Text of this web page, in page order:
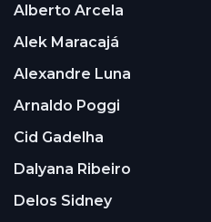
Alberto Arcela
Alek Maracajá
Alexandre Luna
Arnaldo Poggi
Cid Gadelha
Dalyana Ribeiro
Delos Sidney